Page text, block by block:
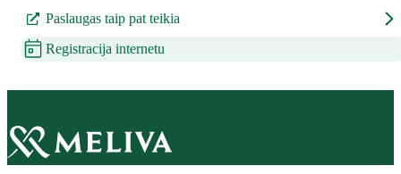
Paslaugas taip pat teikia
Registracija internetu